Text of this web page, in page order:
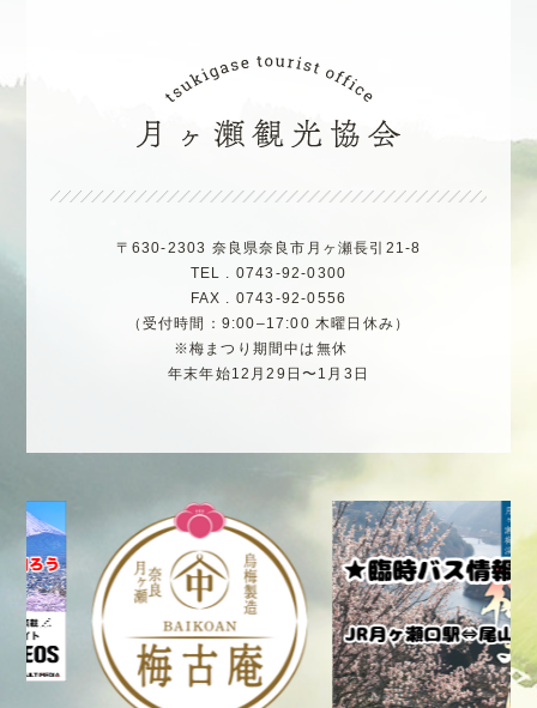
〒630-2303 奈良県奈良市月ヶ瀬長引21-8
TEL . 0743-92-0300
FAX . 0743-92-0556
（受付時間：9:00–17:00 木曜日休み）
※梅まつり期間中は無休
年末年始12月29日〜1月3日